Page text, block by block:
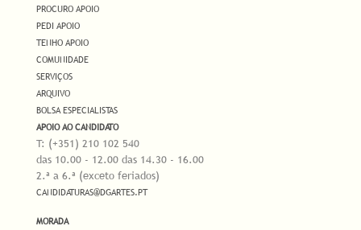
PROCURO APOIO
PEDI APOIO
TENHO APOIO
COMUNIDADE
SERVIÇOS
ARQUIVO
BOLSA ESPECIALISTAS
APOIO AO CANDIDATO
T: (+351) 210 102 540
das 10.00 - 12.00 das 14.30 - 16.00
2.ª a 6.ª (exceto feriados)
CANDIDATURAS@DGARTES.PT
MORADA